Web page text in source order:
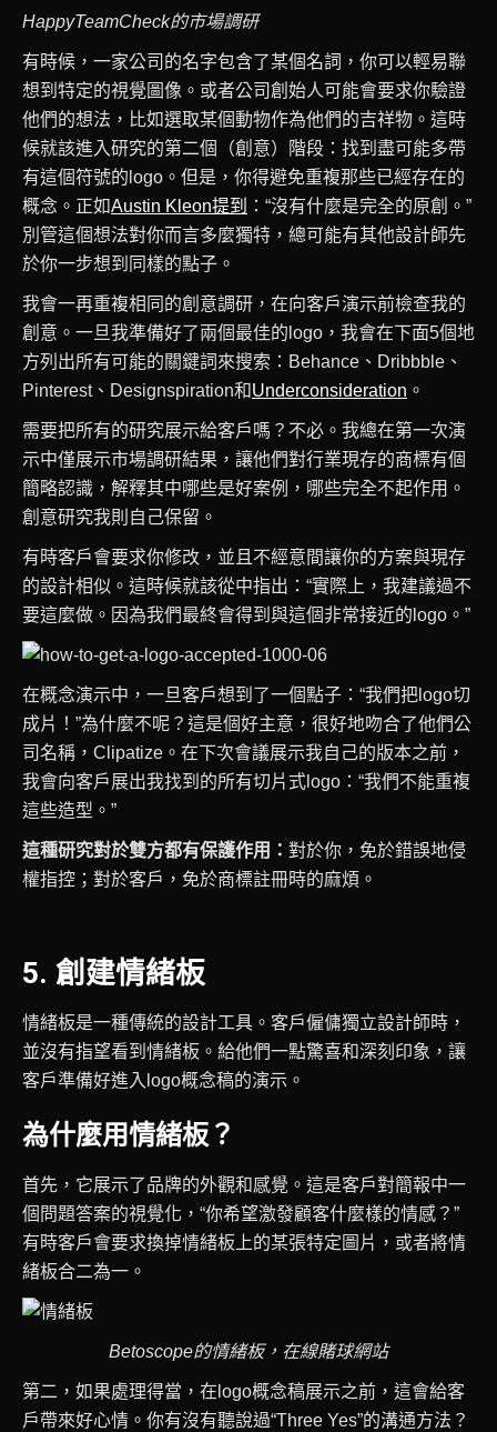
HappyTeamCheck的市場調研
有時候，一家公司的名字包含了某個名詞，你可以輕易聯
想到特定的視覺圖像。或者公司創始人可能會要求你驗證
他們的想法，比如選取某個動物作為他們的吉祥物。這時
候就該進入研究的第二個（創意）階段：找到盡可能多帶
有這個符號的logo。但是，你得避免重複那些已經存在的
概念。正如Austin Kleon提到
：“沒有什麼是完全的原創。”
別管這個想法對你而言多麼獨特，總可能有其他設計師先
於你一步想到同樣的點子。
我會一再重複相同的創意調研，在向客戶演示前檢查我的
創意。一旦我準備好了兩個最佳的logo，我會在下面5個地
方列出所有可能的關鍵詞來搜索：Behance、Dribbble、
Pinterest、Designspiration和Underconsideration 。
需要把所有的研究展示給客戶嗎？不必。我總在第一次演
示中僅展示市場調研結果，讓他們對行業現存的商標有個
簡略認識，解釋其中哪些是好案例，哪些完全不起作用。
創意研究我則自己保留。
有時客戶會要求你修改，並且不經意間讓你的方案與現存
的設計相似。這時候就該從中指出：“實際上，我建議過不
要這麼做。因為我們最終會得到與這個非常接近的logo。”
在概念演示中，一旦客戶想到了一個點子：“我們把logo切
成片！”為什麼不呢？這是個好主意，很好地吻合​​了他們公
司名稱，Clipatize。在下次會議展示我自己的版本之前，
我會向客戶展出我找到的所有切​​片式logo：“我們不能重複
這些造型。”
這種研究對於雙方都有保護作用： 對於你，免於錯誤地侵
權指控；對於客戶，免於商標註冊時的麻煩。
5. 創建情緒板
情緒板是一種傳統的設計工具。客戶僱傭獨立設計師時，
並沒有指望看到情緒板。給他們一點驚喜和深刻印象，讓
客戶準備好進入logo概念稿的演示。
為什麼用情緒板？
首先，它展示了品牌的外觀和感覺。這是客戶對簡報中一
個問題答案的視覺化，“你希望激發顧客什麼樣的情感？”
有時客戶會要求換掉情緒板上的某張特定圖片，或者將情
緒板合二為一。
Betoscope的情緒板，在線賭球網站
第二，如果處理得當，在logo概念稿展示之前，這會給客
戶帶來好心情。你有沒有聽說過“Three Yes”的溝通方法？